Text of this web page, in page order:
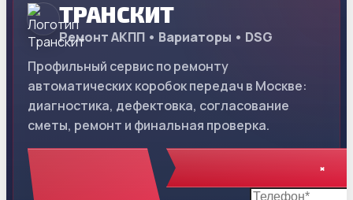
ТРАНСКИТ
Ремонт АКПП • Вариаторы • DSG
Профильный сервис по ремонту
автоматических коробок передач в Москве:
диагностика, дефектовка, согласование
сметы, ремонт и финальная проверка.
×